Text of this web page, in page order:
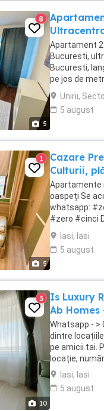
5
8
Apartament
Bucuresti,
Bucuresti,
pe jos de
si fotolii de ...
Unirii,
5 august
5
1
Cazare
Culturii,
Apartamente
oaspeți Se
whatsapp:
#zero #cinci
Homes,
Iasi, Iasi
5 august
10
3
Is Luxury
Ab
Whatsapp - >
dintre
pe amicii tai.
locație,
Iasi, Iasi
5 august